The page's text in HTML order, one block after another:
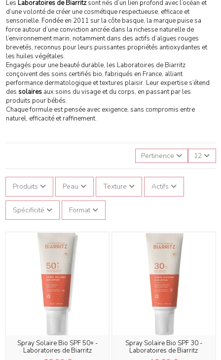
Les Laboratoires de Biarritzsont nés d’un lien profond avec l’océan et
d’une volonté de créer une cosmétique respectueuse, efficace et
sensorielle. Fondée en 2011 sur la côte basque, la marque puise sa
force autour d’une conviction ancrée dans la richesse naturelle de
l’environnement marin, notamment dans des actifs d’algues rouges
brevetés, reconnus pour leurs puissantes propriétés antioxydantes et
les huiles végétales.
Engagés pour une beauté durable, les Laboratoires de Biarritz
conçoivent des soins certifiés bio, fabriqués en France, alliant
performance dermatologique et textures plaisir. Leur expertise s’étend
des solaires aux soins du visage et du corps, en passant par les
produits pour bébés.
Chaque formule est pensée avec exigence, sans compromis entre
naturel, efficacité et raffinement.
Pertinence 12
Produits Peau Texture Actifs
Spécificité Format
Spray Solaire Bio SPF 50+ -
Laboratoires de Biarritz
Spray Solaire Bio SPF 30 -
Laboratoires de Biarritz